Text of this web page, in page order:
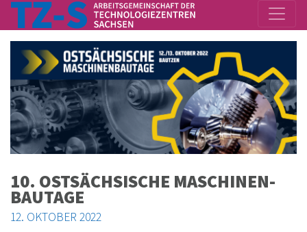
10. OSTSÄCHSISCHE MA­SCHI­NEN­
BAU­TA­GE
12. OKTOBER 2022